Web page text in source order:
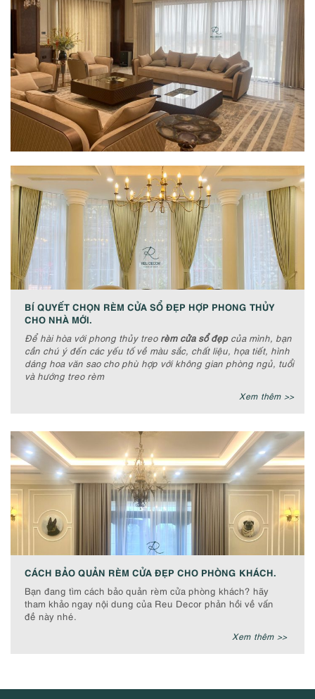
BÍ QUYẾT CHỌN RÈM CỬA SỔ ĐẸP HỢP PHONG THỦY
CHO NHÀ MỚI.
Để hài hòa với phong thủy treo rèm cửa sổ đẹpcủa mình, bạn
cần chú ý đến các yếu tố về màu sắc, chất liệu, họa tiết, hình
dáng hoa văn sao cho phù hợp với không gian phòng ngủ, tuổi
và hướng treo rèm
Xem thêm >>
CÁCH BẢO QUẢN RÈM CỬA ĐẸP CHO PHÒNG KHÁCH.
Bạn đang tìm cách bảo quản rèm cửa phòng khách? hãy
tham khảo ngay nội dung của Reu Decor phản hồi về vấn
đề này nhé.
Xem thêm >>